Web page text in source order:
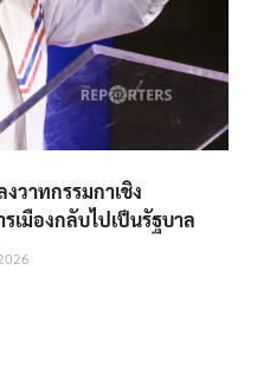
วาทกรรมกาเชิง
เมืองกลับไปเป็นรัฐบาล